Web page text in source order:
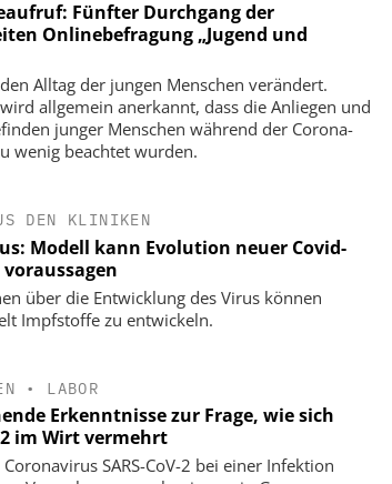
Fünfter Durchgang der
Onlinebefragung „Jugend und
Alltag der jungen Menschen verändert.
allgemein anerkannt, dass die Anliegen und
junger Menschen während der Corona-
wenig beachtet wurden.
DEN KLINIKEN
Modell kann Evolution neuer Covid-
über die Entwicklung des Virus können
Impfstoffe zu entwickeln.
• LABOR
Erkenntnisse zur Frage, wie sich
2 im Wirt vermehrt
SARS-CoV-2 bei einer Infektion